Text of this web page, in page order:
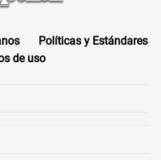
Políticas y Estándares
de uso